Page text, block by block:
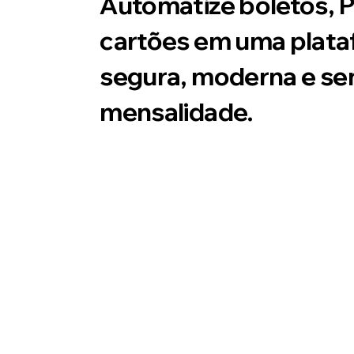
cartões em uma
segura, moderna e
mensalidade.